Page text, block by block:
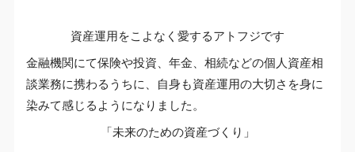
資産運用をこよなく愛するアトフジです
金融機関にて保険や投資、年金、相続などの個人資産相
談業務に携わるうちに、自身も資産運用の大切さを身に
染みて感じるようになりました。
「未来のための資産づくり」